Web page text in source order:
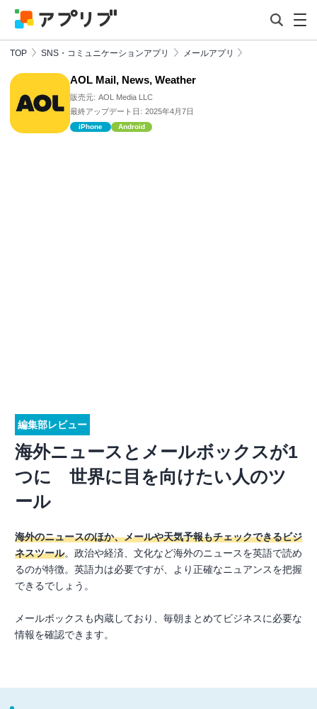
TOP SNS・コミュニケーションアプリ メールアプリ
AOL Mail, News, Weather
販売元: AOL Media LLC
最終アップデート日: 2025年4月7日
iPhone Android
編集部レビュー
海外ニュースとメールボックスが1
つに 世界に目を向けたい人のツ
ール
海外のニュースのほか、メールや天気予報もチェックできるビジ
ネスツール。政治や経済、文化など海外のニュースを英語で読め
るのが特徴。英語力は必要ですが、より正確なニュアンスを把握
できるでしょう。
メールボックスも内蔵しており、毎朝まとめてビジネスに必要な
情報を確認できます。